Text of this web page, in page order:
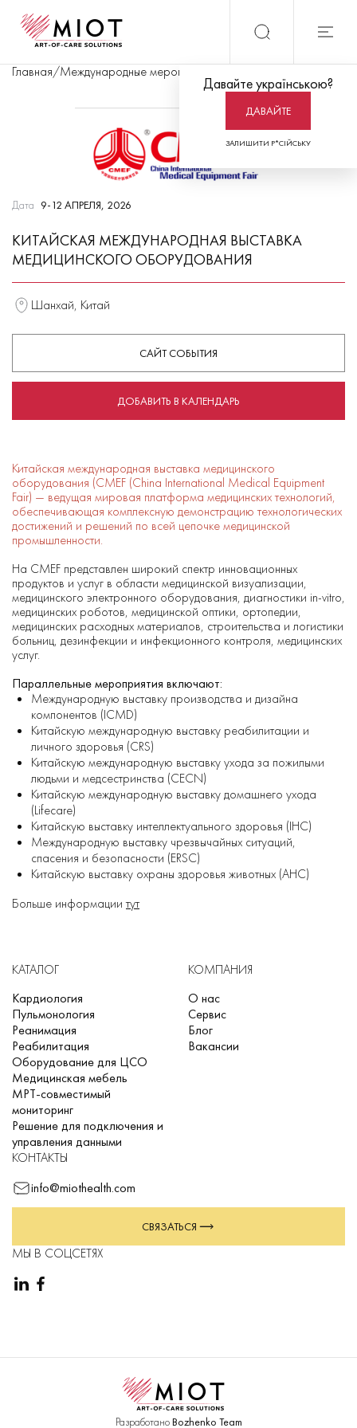
Давайте українською?
ДАВАЙТЕ
ЗАЛИШИТИ Р*СІЙСЬКУ
Главная/Международные мероприятия
Дата 9-12 АПРЕЛЯ, 2026
КИТАЙСКАЯ МЕЖДУНАРОДНАЯ ВЫСТАВКА
МЕДИЦИНСКОГО ОБОРУДОВАНИЯ
Шанхай, Китай
САЙТ СОБЫТИЯ
ДОБАВИТЬ В КАЛЕНДАРЬ
Китайская международная выставка медицинского
оборудования (CMEF (China International Medical Equipment
Fair) — ведущая мировая платформа медицинских технологий,
обеспечивающая комплексную демонстрацию технологических
достижений и решений по всей цепочке медицинской
промышленности.
На CMEF представлен широкий спектр инновационных
продуктов и услуг в области медицинской визуализации,
медицинского электронного оборудования, диагностики in-vitro,
медицинских роботов, медицинской оптики, ортопедии,
медицинских расходных материалов, строительства и логистики
больниц, дезинфекции и инфекционного контроля, медицинских
услуг.
Параллельные мероприятия включают:
Международную выставку производства и дизайна
компонентов (ICMD)
Китайскую международную выставку реабилитации и
личного здоровья (CRS)
Китайскую международную выставку ухода за пожилыми
людьми и медсестринства (CECN)
Китайскую международную выставку домашнего ухода
(Lifecare)
Китайскую выставку интеллектуального здоровья (IHC)
Международную выставку чрезвычайных ситуаций,
спасения и безопасности (ERSC)
Китайскую выставку охраны здоровья животных (AHC)
Больше информациитут
КАТАЛОГ
Кардиология
Пульмонология
Реанимация
Реабилитация
Оборудование для ЦСО
Медицинская мебель
МРТ-совместимый
мониторинг
Решение для подключения и
управления данными
КОМПАНИЯ
О нас
Сервис
Блог
Вакансии
КОНТАКТЫ
info@miothealth.com
СВЯЗАТЬСЯ
МЫ В СОЦСЕТЯХ
РазработаноBozhenko Team